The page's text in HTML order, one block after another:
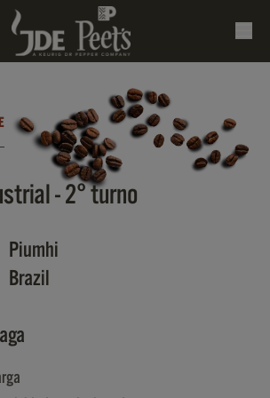
- 2° turno
Piumhi
Brazil